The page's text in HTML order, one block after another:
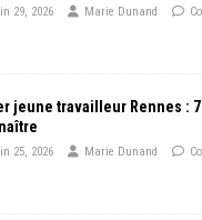
29, 2026 Marie Dunand
jeune travailleur Rennes :
25, 2026 Marie Dunand